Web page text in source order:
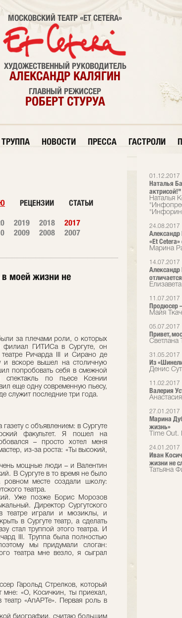
МОСКОВСКИЙ ТЕАТР «ET CETERA»
ХУДОЖЕСТВЕННЫЙ РУКОВОДИТЕЛЬ
АЛЕКСАНДР КАЛЯГИН
ГЛАВНЫЙ РЕЖИССЕР
РОБЕРТ СТУРУА
ТРУППА НОВОСТИ ПРЕССА ГАСТРОЛИ
01.12.2017
Наталья
актрисой!"
Наталья
24.08.2017
Александр
«Et
Марина
14.07.2017
Александр
11.07.2017
Продюсер
Майя
05.07.2017
Привет,
Светлана
31.05.2017
Из
Денис
11.02.2017
Валерия
27.01.2017
Марина
жизнь»
Time Out.
24.01.2017
Иван
жизни не
Татьяна
РЕЦЕНЗИИ СТАТЬИ
2019 2018
2017
2009 2008
2007
моей жизни не
за плечами роли, о которых
филиал ГИТИСа в Сургуте, он
театре Ричарда III и Сирано де
и вскоре вышел на столичную
попробовать себя в смежной
спектакль по пьесе Ксении
еще одну современную пьесу,
служит последние три года.
с объявлением: в Сургуте
факультет. Я пошел на
– просто хотел меня
из-за роста: «Ты высокий,
мощные люди – и Валентин
В Сургуте в то время не было
ровном месте создали школу:
театра.
Уже позже Борис Морозов
Директор Сургутского
в теат­ре играли и мюзиклы, и
в Сургуте театр, а сделать
стал труппой этого теат­ра. И
III. Труппа была полностью
мы придумали слоган:
театра мне везло, я сыграл
Гарольд Стрелков, который
мне: «О, Косичкин, ты приехал,
театр «АпАРТе». Первая роль в